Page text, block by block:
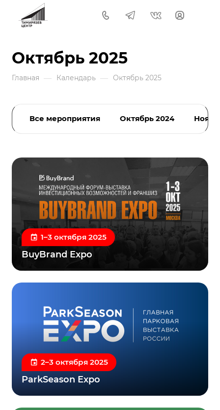
Октябрь 2025
Главная — Календарь — Октябрь 2025
Все мероприятия Октябрь 2024
1–3 октября 2025
BuyBrand Expo
2–3 октября 2025
ParkSeason Expo